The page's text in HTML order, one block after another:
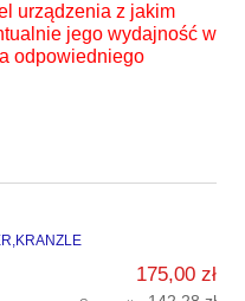
urządzenia z jakim
jego wydajność w
odpowiedniego
175,00 zł